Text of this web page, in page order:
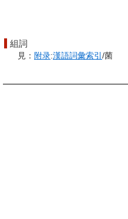
組詞
見： 附录:漢語詞彙索引 /菌